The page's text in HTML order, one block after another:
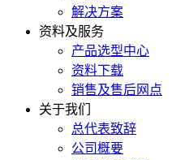
解决方案
资料及服务
产品选型中心
资料下载
销售及售后网点
关于我们
总代表致辞
公司概要